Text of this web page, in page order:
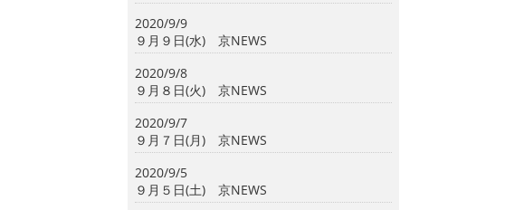
2020/9/9
９月９日(水) 京NEWS
2020/9/8
９月８日(火) 京NEWS
2020/9/7
９月７日(月) 京NEWS
2020/9/5
９月５日(土) 京NEWS